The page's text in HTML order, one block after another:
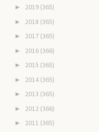
► 2019 (365)
► 2018 (365)
► 2017 (365)
► 2016 (366)
► 2015 (365)
► 2014 (365)
► 2013 (365)
► 2012 (366)
► 2011 (365)